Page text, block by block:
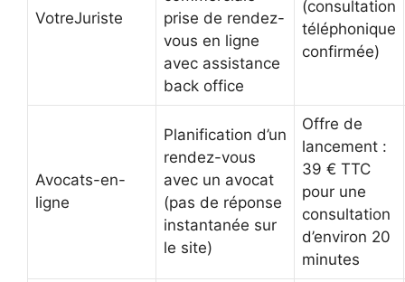
VotreJuriste
prise de rendez-
vous en ligne
avec assistance
back office
(consultation
téléphonique
confirmée)
Avocats-en-
ligne
Planification d’un
rendez-vous
avec un avocat
(pas de réponse
instantanée sur
le site)
Offre de
lancement :
39 € TTC
pour une
consultation
d’environ 20
minutes